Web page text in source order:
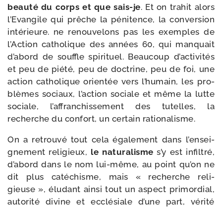
beau­té du corps et que sais-​je. Et on tra­hit alors
l’Evangile qui prêche la péni­tence, la conver­sion
inté­rieure. ne renou­ve­lons pas les exemples de
l’Action catho­lique des années 60, qui man­quait
d’a­bord de souffle spi­ri­tuel. Beaucoup d’ac­ti­vi­tés
et peu de pié­té, peu de doc­trine, peu de foi, une
action catho­lique orien­tée vers l’hu­main, les pro­
blèmes sociaux, l’ac­tion sociale et même la lutte
sociale, l’af­fran­chis­se­ment des tutelles, la
recherche du confort, un cer­tain rationalisme.
On a retrou­vé tout cela éga­le­ment dans l’en­sei­
gne­ment reli­gieux, le natu­ra­lisme s’y est infil­tré,
d’a­bord dans le nom lui-​même, au point qu’on ne
dit plus caté­chisme, mais « recherche reli­
gieuse », élu­dant ain­si tout un aspect pri­mor­dial,
auto­ri­té divine et ecclé­siale d’une part, véri­té